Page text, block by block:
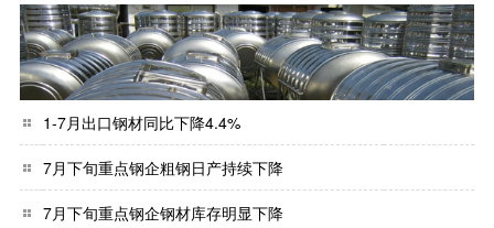
1-7月出口钢材同比下降4.4%
7月下旬重点钢企粗钢日产持续下降
7月下旬重点钢企钢材库存明显下降